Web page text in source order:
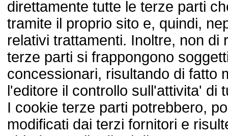
direttamente tutte le terze parti
tramite il proprio sito e, quindi,
relativi trattamenti. Inoltre, non di
terze parti si frappongono
concessionari, risultando di fatto
l'editore il controllo sull'attivita' di
I cookie terze parti potrebbero,
modificati dai terzi fornitori e